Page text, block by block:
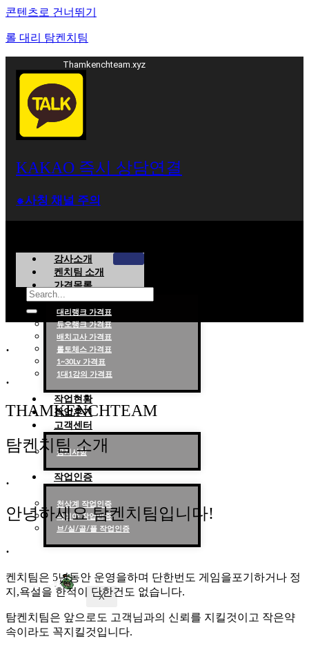
콘텐츠로 건너뛰기
롤 대리 탐켄치팀
Thamkenchteam.xyz
KAKAO 즉시 상담연결
⁕사칭 채널 주의
강사소개
켄치팀 소개
가격목록
대리랭크 가격표
듀오랭크 가격표
배치고사 가격표
롤토체스 가격표
1~30Lv 가격표
1대1강의 가격표
작업현황
작업후기
고객센터
공지사항
작업인증
천상계 작업인증
다이아 작업인증
브/실/골/플 작업인증
X
.
.
THAMKENCHTEAM
탐켄치팀 소개
.
안녕하세요 탐켄치팀입니다!
.
켄치팀은 5년동안 운영을하며 단한번도 게임을포기하거나 정
지,욕설을 한적이 단한건도 없습니다.
탐켄치팀은 앞으로도 고객님과의 신뢰를 지킬것이고 작은약
속이라도 꼭지킬것입니다.